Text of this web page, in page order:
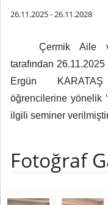
26.11.2025-26.11.2028
Çermik Aile
tarafından
Ergün
öğrencilerine yönelik
ilgili seminer
Fotoğraf